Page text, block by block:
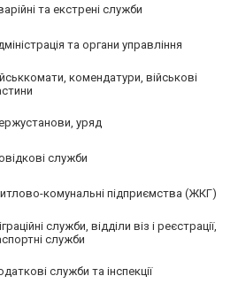
та екстрені служби
та органи управління
комендатури, військові
уряд
служби
комунальні підприємства (ЖКГ)
служби, відділи віз і реєстрації,
служби
служби та інспекції